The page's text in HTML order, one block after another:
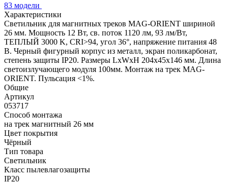
83 модели
Характеристики
Светильник для магнитных треков MAG-ORIENT шириной
26 мм. Мощность 12 Вт, св. поток 1120 лм, 93 лм/Вт,
ТЕПЛЫЙ 3000 K, CRI>94, угол 36°, напряжение питания 48
В. Черный фигурный корпус из металл, экран поликарбонат,
степень защиты IP20. Размеры LxWxH 204x45x146 мм. Длина
светоизлучающего модуля 100мм. Монтаж на трек MAG-
ORIENT. Пульсация <1%.
Общие
Артикул
053717
Способ монтажа
на трек магнитный 26 мм
Цвет покрытия
Чёрный
Тип товара
Светильник
Класс пылевлагозащиты
IP20